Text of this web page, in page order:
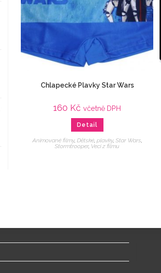
Chlapecké Plavky Star Wars
160 Kč včetně DPH
Detail
Animované filmy, Dětské, plavky, Star Wars,
Stormtrooper, Veci z filmu